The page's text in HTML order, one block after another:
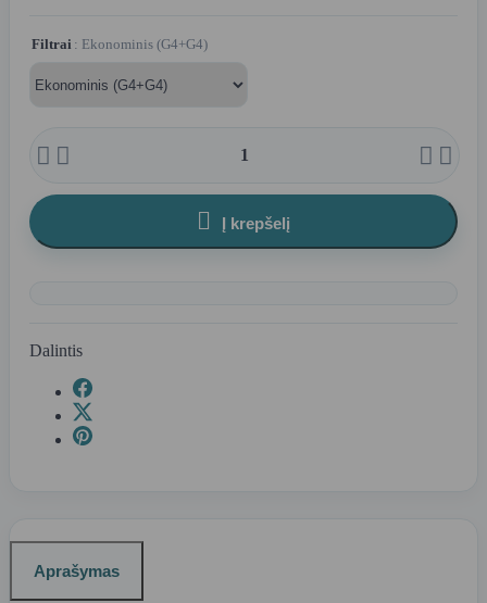
Filtrai : Ekonominis (G4+G4)
   
 Į krepšelį
Dalintis
Aprašymas